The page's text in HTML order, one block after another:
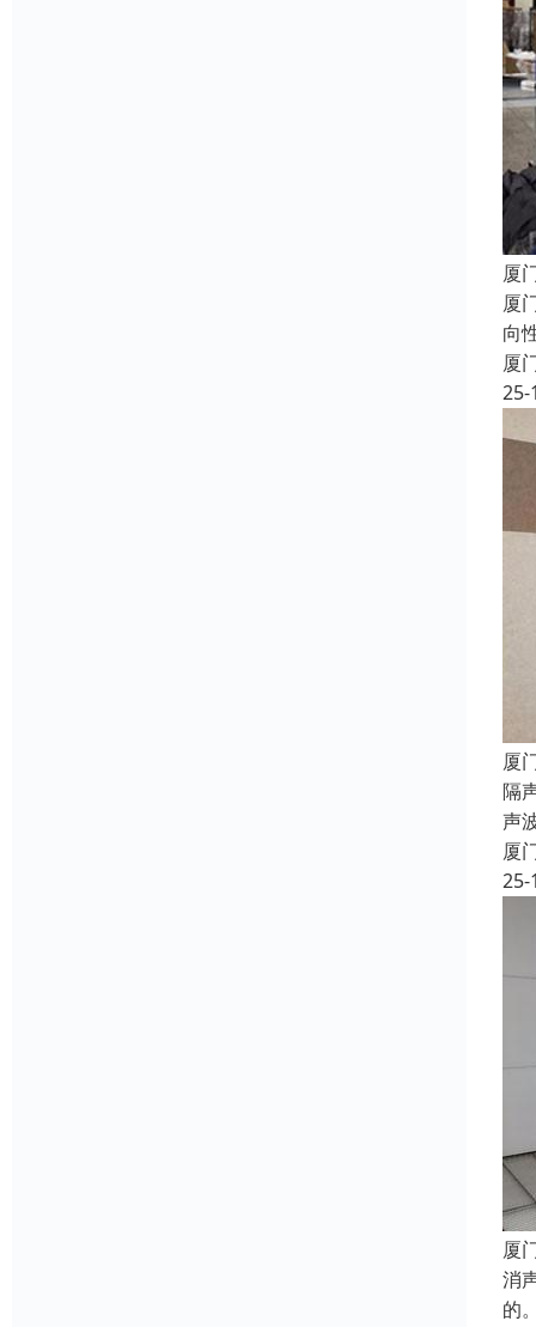
厦
厦
向
厦
25-
厦
隔
声
厦
25-
厦
消
的